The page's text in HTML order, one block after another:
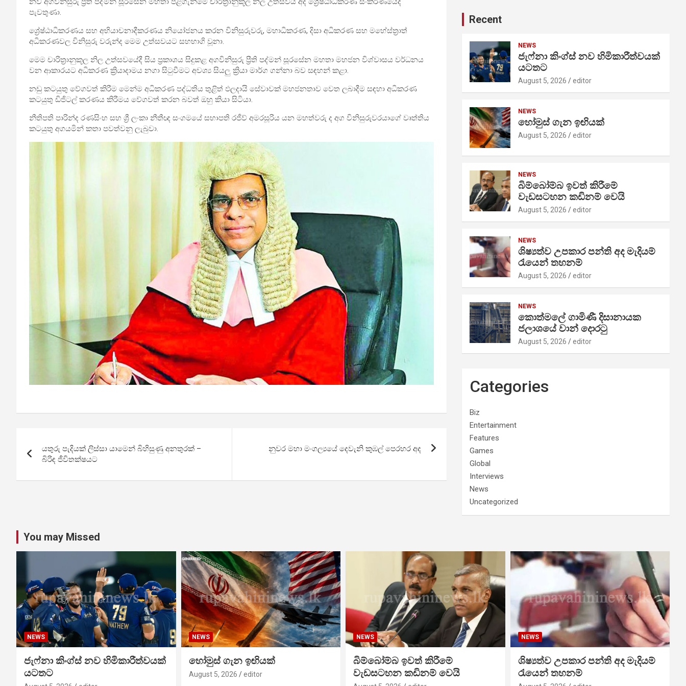
පැවතුණා.
ශ්‍රේෂ්ඨාධිකරණය සහ අභියාචනාදීකරණය නියෝජනය කරන විනිසුරුවරු, මහාධිකරණ, දිසා අධිකරණ සහ මහේස්ත්‍රාත්
අධිකරණවල විනිසුරු වරුන්ද මෙම උත්සවයට සහභාගි වූනා.
මෙම චාරිත්‍රානුකූල නිල උත්සවයේදී සිය ප්‍රකාශය සිදුකළ අගවිනිසුරු ප්‍රීති පද්මන් සූරසේන මහතා මහජන විශ්වාසය වර්ධනය
වන ආකාරයට අධිකරණ ක්‍රියාදාමය නගා සිටුවීමට අවශ්‍ය සියලු ක්‍රියා මාර්ග ගන්නා බව සඳහන් කළා.
නඩු කටයුතු වේගවත් කිරීම මෙන්ම අධිකරණ පද්ධතිය තුළිත් ඵලදායි සේවාවක් මහජනතාව වෙත ලබාදීම සඳහා අධිකරණ
කටයුතු ඩිජිටල් කරණය කිරීමය වේගවත් කරන බවත් ඔහු කියා සිටියා.
නීතිපති පාරින්ද රණසිංහ සහ ශ්‍රී ලංකා නීතීඥ සංගමයේ සභාපති රජීව් අමරසූරිය යන මහත්වරු ද අග විනිසුරුවරයාගේ වෘත්තිය
කටයුතු අගයමින් කතා පවත්වනු ලැබුවා.
navigation
යතුරු පැදියක් ලිස්සා යාමෙන් බිහිසුණු අනතුරක් –
බිරිඳ ජීවිතක්ෂයට
නුවර මහා මංගල්‍යයේ දෙවැනි කුඹල් පෙරහර අද
Recent
NEWS
ජැෆ්නා කිංග්ස් නව හිමිකාරීත්වයක්
යටතට
August 5, 2026 editor
NEWS
හෝමුස් ගැන ඉඟියක්
August 5, 2026 editor
NEWS
බිම්බෝම්බ ඉවත් කිරීමේ
වැඩසටහන කඩිනම් වෙයි
August 5, 2026 editor
NEWS
ශිෂ්‍යත්ව උපකාර පන්ති අද මැදියම්
රැයෙන් තහනම්
August 5, 2026 editor
NEWS
කොත්මලේ ගාමිණී දිසානායක
ජලාශයේ වාන් දොරටු
August 5, 2026 editor
Categories
Biz
Entertainment
Features
Games
Global
Interviews
News
Uncategorized
You may Missed
NEWS
ජැෆ්නා කිංග්ස් නව හිමිකාරීත්වයක්
යටතට
NEWS
හෝමුස් ගැන ඉඟියක්
August 5, 2026 editor
NEWS
බිම්බෝම්බ ඉවත් කිරීමේ
වැඩසටහන කඩිනම් වෙයි
NEWS
ශිෂ්‍යත්ව උපකාර පන්ති අද මැදියම්
රැයෙන් තහනම්